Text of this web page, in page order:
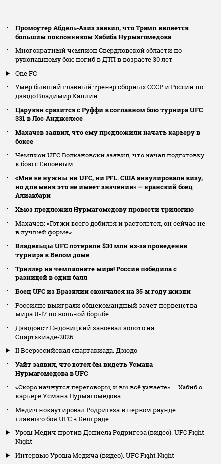
Промоутер Абдель‑Азиз заявил, что Трамп является
большим поклонником Хабиба Нурмагомедова
Многократный чемпион Свердловской области по
рукопашному бою погиб в ДТП в возрасте 30 лет
One FC
Умер бывший главный тренер сборных СССР и России по
дзюдо Владимир Каплин
Царукян сразится с Руффи в соглавном бою турнира UFC
331 в Лос‑Анджелесе
Махачев заявил, что ему предложили начать карьеру в
боксе
Чемпион UFC Волкановски заявил, что начал подготовку
к бою с Евлоевым
«Мне не нужны ни UFC, ни PFL. США аннулировали визу,
но для меня это не имеет значения» — иранский боец
Алиакбари
Хьюз предложил Нурмагомедову провести трилогию
Махачев: «Гэтжи всего добился и растолстел, он сейчас не
в лучшей форме»
Владельцы UFC потеряли $30 млн из‑за проведения
турнира в Белом доме
Триллер на чемпионате мира! Россия победила с
разницей в один балл
Боец UFC из Бразилии скончался на 35‑м году жизни
Россияне выиграли общекомандный зачет первенства
мира U‑17 по вольной борьбе
Дзюдоист Ендовицкий завоевал золото на
Спартакиаде‑2026
II Всероссийская спартакиада. Дзюдо
Уайт заявил, что хотел бы видеть Усмана
Нурмагомедова в UFC
«Скоро начнутся переговоры, и вы всё узнаете» — Хабиб о
карьере Усмана Нурмагомедова
Медич нокаутировал Родригеза в первом раунде
главного боя UFC в Белграде
Урош Медич против Дэниела Родригеза (видео). UFC Fight
Night
Интервью Уроша Медича (видео). UFC Fight Night